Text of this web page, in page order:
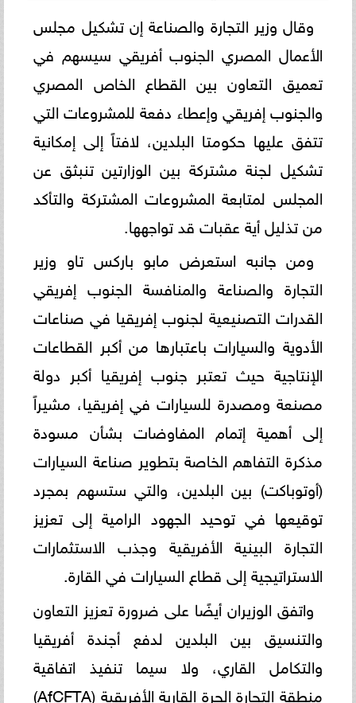
وقال وزير التجارة والصناعة إن تشكيل مجلس
الأعمال المصري الجنوب أفريقي سيسهم في
تعميق التعاون بين القطاع الخاص المصري
والجنوب إفريقي وإعطاء دفعة للمشروعات التي
تتفق عليها حكومتا البلدين، لافتاً إلى إمكانية
تشكيل لجنة مشتركة بين الوزارتين تنبثق عن
المجلس لمتابعة المشروعات المشتركة والتأكد
من تذليل أية عقبات قد تواجهها.
ومن جانبه استعرض مابو باركس تاو وزير
التجارة والصناعة والمنافسة الجنوب إفريقي
القدرات التصنيعية لجنوب إفريقيا في صناعات
الأدوية والسيارات باعتبارها من أكبر القطاعات
الإنتاجية حيث تعتبر جنوب إفريقيا أكبر دولة
مصنعة ومصدرة للسيارات في إفريقيا، مشيراً
إلى أهمية إتمام المفاوضات بشأن مسودة
مذكرة التفاهم الخاصة بتطوير صناعة السيارات
(أوتوباكت) بين البلدين، والتي ستسهم بمجرد
توقيعها في توحيد الجهود الرامية إلى تعزيز
التجارة البينية الأفريقية وجذب الاستثمارات
الاستراتيجية إلى قطاع السيارات في القارة.
واتفق الوزيران أيضًا على ضرورة تعزيز التعاون
والتنسيق بين البلدين لدفع أجندة أفريقيا
والتكامل القاري، ولا سيما تنفيذ اتفاقية
منطقة التجارة الحرة القارية الأفريقية (AfCFTA)